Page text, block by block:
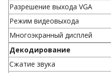
Разрешение выхода VGA
Режим видеовыхода
Многоэкранный дисплей
Декодирование
Сжатие звука